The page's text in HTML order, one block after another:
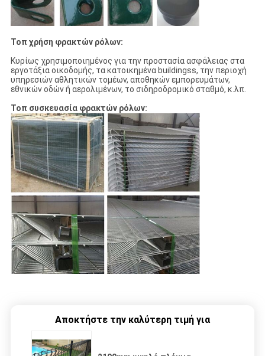
Τοπ χρήση φρακτών ρόλων:
Κυρίως χρησιμοποιημένος για την προστασία ασφάλειας στα
εργοτάξια οικοδομής, τα κατοικημένα buildingss, την περιοχή
υπηρεσιών αθλητικών τομέων, αποθηκών εμπορευμάτων,
εθνικών οδών ή αερολιμένων, το σιδηροδρομικό σταθμό, κ.λπ.
Τοπ συσκευασία φρακτών ρόλων:
Αποκτήστε την καλύτερη τιμή για